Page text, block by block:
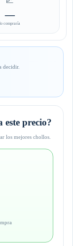
—
lo compraría
decidir.
precio?
los mejores chollos.